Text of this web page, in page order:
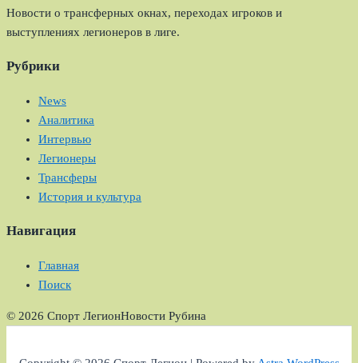
Новости о трансферных окнах, переходах игроков и
выступлениях легионеров в лиге.
Рубрики
News
Аналитика
Интервью
Легионеры
Трансферы
История и культура
Навигация
Главная
Поиск
© 2026 Спорт ЛегионНовости Рубина